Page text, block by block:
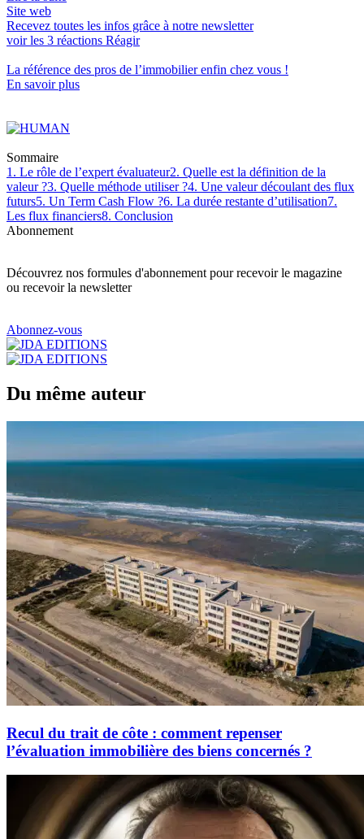
Site web
Recevez toutes les infos grâce à notre newsletter
voir les 3 réactions Réagir
La référence des pros de l’immobilierenfin chez vous !
En savoir plus
Sommaire
1. Le rôle de l’expert évaluateur2. Quelle est la définition de la
valeur ?3. Quelle méthode utiliser ?4. Une valeur découlant des flux
futurs5. Un Term Cash Flow ?6. La durée restante d’utilisation7.
Les flux financiers8. Conclusion
Abonnement
Découvrez nos formules d'abonnement pour recevoir le magazine
ou recevoir la newsletter
Abonnez-vous
Du même auteur
Recul du trait de côte : comment repenser
l’évaluation immobilière des biens concernés ?